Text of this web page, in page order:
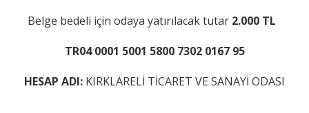
Belge bedeli için odaya yatırılacak tutar 2.000 TL
TR04 0001 5001 5800 7302 0167 95
HESAP ADI: KIRKLARELİ TİCARET VE SANAYİ ODASI